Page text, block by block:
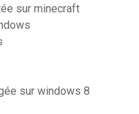
sur minecraft
sur windows 8